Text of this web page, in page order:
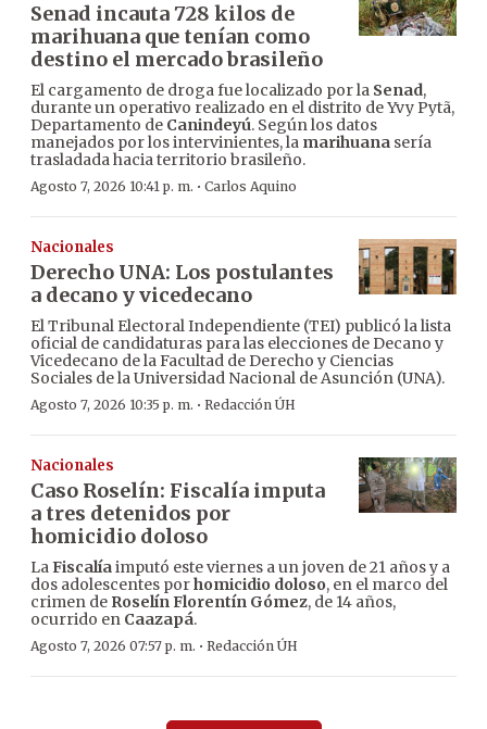
Senad incauta 728 kilos de
marihuana que tenían como
destino el mercado brasileño
El cargamento de droga fue localizado por la Senad,
durante un operativo realizado en el distrito de Yvy Pytã,
Departamento de Canindeyú. Según los datos
manejados por los intervinientes, la marihuana sería
trasladada hacia territorio brasileño.
Agosto 7, 2026 10:41 p. m. · Carlos Aquino
Nacionales
Derecho UNA: Los postulantes
a decano y vicedecano
El Tribunal Electoral Independiente (TEI) publicó la lista
oficial de candidaturas para las elecciones de Decano y
Vicedecano de la Facultad de Derecho y Ciencias
Sociales de la Universidad Nacional de Asunción (UNA).
Agosto 7, 2026 10:35 p. m. · Redacción ÚH
Nacionales
Caso Roselín: Fiscalía imputa
a tres detenidos por
homicidio doloso
LaFiscalíaimputó este viernes a un joven de 21 años y a
dos adolescentes porhomicidio doloso, en el marco del
crimen de Roselín Florentín Gómez, de 14 años,
ocurrido en Caazapá.
Agosto 7, 2026 07:57 p. m. · Redacción ÚH